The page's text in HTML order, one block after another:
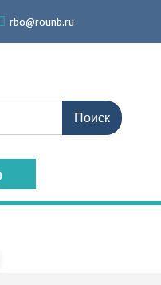
rbo@rounb.ru